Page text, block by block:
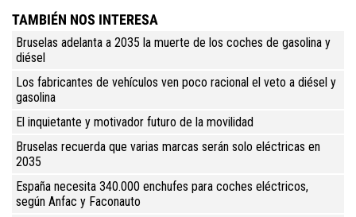
TAMBIÉN NOS INTERESA
Bruselas adelanta a 2035 la muerte de los coches de gasolina y
diésel
Los fabricantes de vehículos ven poco racional el veto a diésel y
gasolina
El inquietante y motivador futuro de la movilidad
Bruselas recuerda que varias marcas serán solo eléctricas en
2035
España necesita 340.000 enchufes para coches eléctricos,
según Anfac y Faconauto